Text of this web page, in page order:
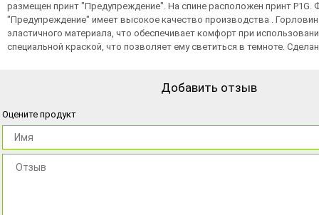
размещен принт "Предупреждение". На спине расположен принт P1G.
"Предупреждение" имеет высокое качество производства .
эластичного материала, что обеспечивает комфорт при
специальной краской, что позволяет ему светиться в темноте.
Добавить отзыв
Оцените продукт